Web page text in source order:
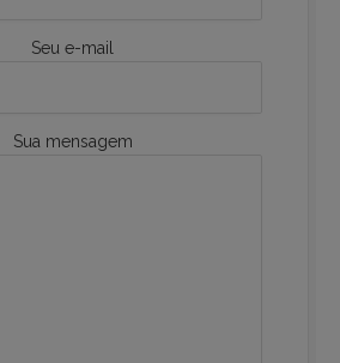
Seu e-mail
Sua mensagem